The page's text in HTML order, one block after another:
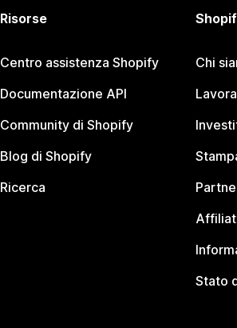
Risorse
Centro assistenza Shopify
Documentazione API
Community di Shopify
Blog di Shopify
Ricerca
Chi
Stato